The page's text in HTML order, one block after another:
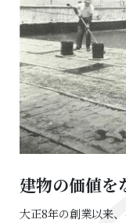
建物の価値を
大正8年の創業以来